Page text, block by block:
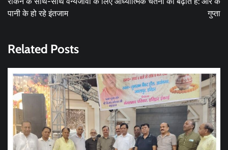
पानी के हो रहे इंतजाम
गुप्ता
Related Posts